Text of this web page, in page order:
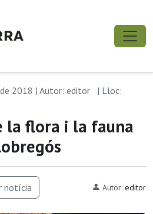
2018 | Autor: editor
| Lloc:
la flora i la fauna
notícia Autor: editor